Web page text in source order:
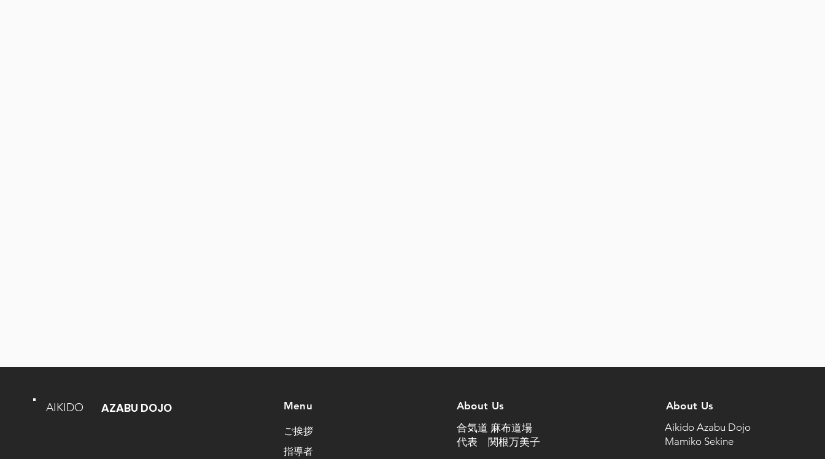
AIKIDO AZABU DOJO Menu
ご挨拶
指導者
About Us
合気道 麻布道場
代表 関根万美子
About Us
Aikido Azabu Dojo
Mamiko Sekine